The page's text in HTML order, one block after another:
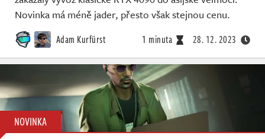
Novinka má méně jader, přesto však stejnou cenu.
Adam Kurfürst 1 minuta 28. 12. 2023
NOVINKA